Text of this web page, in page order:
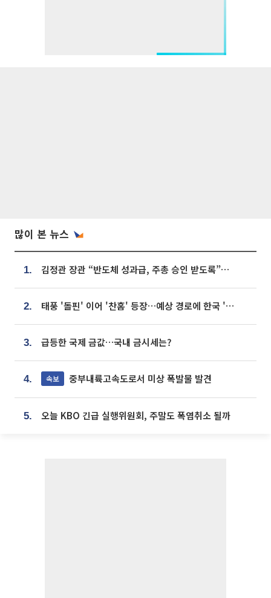
많이 본 뉴스
1. 김정관 장관 “반도체 성과급, 주총 승인 받도록”…상법·자본시장법 개정 시사
2. 태풍 '돌핀' 이어 '찬홈' 등장…예상 경로에 한국 '한숨'
3. 급등한 국제 금값…국내 금시세는?
4. 속보 중부내륙고속도로서 미상 폭발물 발견
5. 오늘 KBO 긴급 실행위원회, 주말도 폭염취소 될까